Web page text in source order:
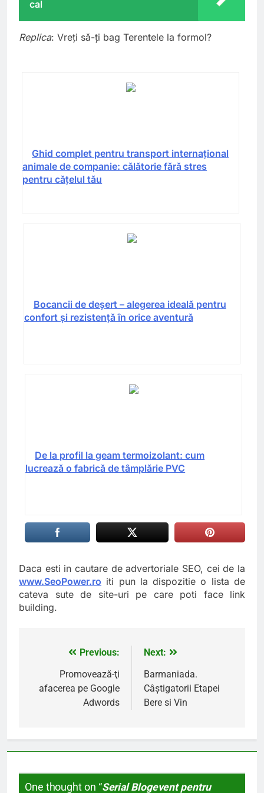
cal
Replica: Vreți să-ți bag Terentele la formol?
Ghid complet pentru transport internațional
animale de companie: călătorie fără stres
pentru cățelul tău
Bocancii de deșert – alegerea ideală pentru
confort și rezistență în orice aventură
De la profil la geam termoizolant: cum
lucrează o fabrică de tâmplărie PVC
Daca esti in cautare de advertoriale SEO, cei de la
www.SeoPower.ro iti pun la dispozitie o lista de
cateva sute de site-uri pe care poti face link
building.
Navigare
articole
Previous:
Promovează-ţi
afacerea pe Google
Adwords
Next:
Barmaniada.
Câştigatorii Etapei
Bere si Vin
One thought on “Serial Blogevent pentru